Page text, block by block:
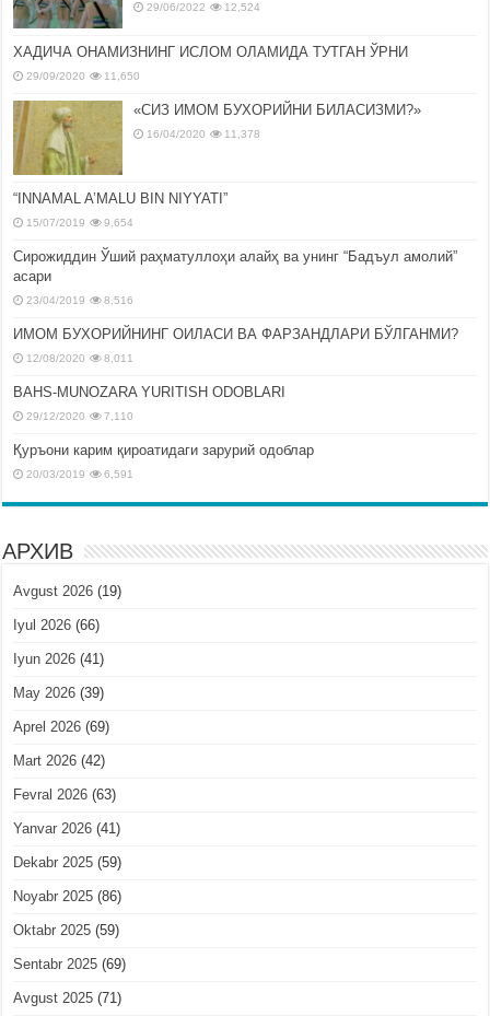
29/06/2022 12,524
ХАДИЧА ОНАМИЗНИНГ ИСЛОМ ОЛАМИДА ТУТГАН ЎРНИ
29/09/2020 11,650
«СИЗ ИМОМ БУХОРИЙНИ БИЛАСИЗМИ?»
16/04/2020 11,378
“INNAMAL A’MALU BIN NIYYATI”
15/07/2019 9,654
Сирожиддин Ўший раҳматуллоҳи алайҳ ва унинг “Бадъул амолий”
асари
23/04/2019 8,516
ИМОМ БУХОРИЙНИНГ ОИЛАСИ ВА ФАРЗАНДЛАРИ БЎЛГАНМИ?
12/08/2020 8,011
BAHS-MUNOZARA YURITISH ODOBLARI
29/12/2020 7,110
Қуръони карим қироатидаги зарурий одоблар
20/03/2019 6,591
АРХИВ
Avgust 2026 (19)
Iyul 2026 (66)
Iyun 2026 (41)
May 2026 (39)
Aprel 2026 (69)
Mart 2026 (42)
Fevral 2026 (63)
Yanvar 2026 (41)
Dekabr 2025 (59)
Noyabr 2025 (86)
Oktabr 2025 (59)
Sentabr 2025 (69)
Avgust 2025 (71)